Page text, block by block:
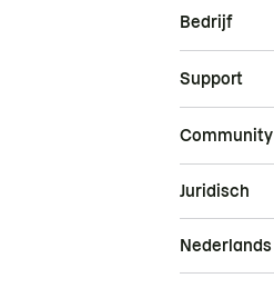
Bedrijf
Support
Community
Juridisch
Nederlands